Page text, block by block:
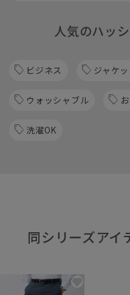
人気のハッ
ビジネス ジャケッ
ウォッシャブル
洗濯OK
同シリーズアイ